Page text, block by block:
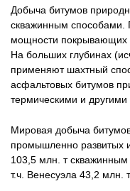
Добыча битумов
скважинным
мощности покрывающих
На больших глубинах
применяют шахтный
асфальтовых битумов
термическими и другими
Мировая добыча
промышленно развитых
103,5 млн. т
т.ч. Венесуэла 43,2 млн.